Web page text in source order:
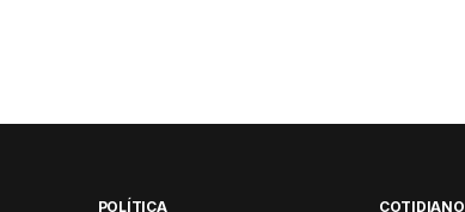
POLÍTICA COTIDIANO